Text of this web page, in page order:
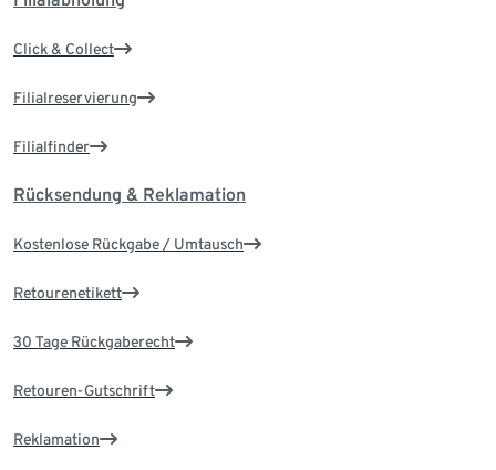
Click & Collect
Filialreservierung
Filialfinder
Rücksendung & Reklamation
Kostenlose Rückgabe / Umtausch
Retourenetikett
30 Tage Rückgaberecht
Retouren-Gutschrift
Reklamation